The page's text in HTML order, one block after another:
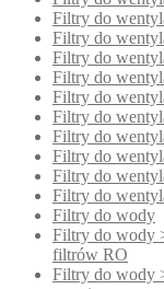
Filtry do
Filtry do
Filtry do
Filtry do
Filtry do
Filtry do
Filtry do
Filtry do
Filtry do
Filtry do
Filtry do wody
Filtry do wody
filtrów RO
Filtry do wody